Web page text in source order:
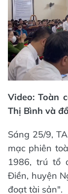
Video: Toàn
Thị Bình và
Sáng 25/9,
mạc phiên
1986, trú tổ
Điền, huyện
đoạt tài sản".